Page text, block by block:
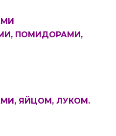
ПОМИДОРАМИ,
ЯЙЦОМ, ЛУКОМ.